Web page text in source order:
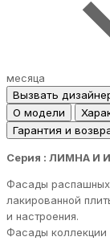
месяца
Вызвать
О модели
Гарантия и
Серия : ЛИМНА И
Фасады
лакированной
и настроения.
Фасады коллекции